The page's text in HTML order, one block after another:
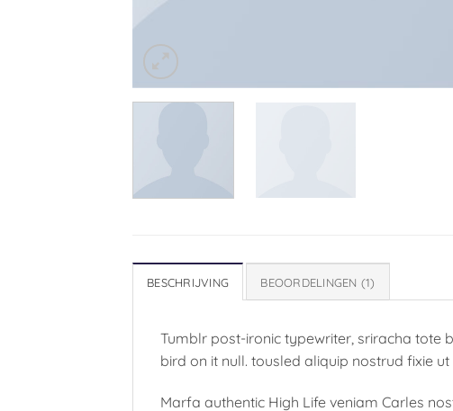
BESCHRIJVING BEOORDELINGEN (1)
Tumblr post-ironic typewriter, sriracha tote
bird on it null. tousled aliquip nostrud fixie
Marfa authentic High Life veniam Carles